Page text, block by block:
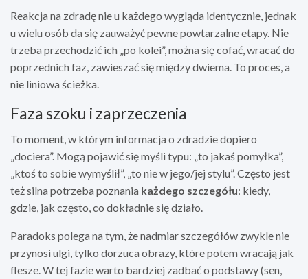
Reakcja na zdradę nie u każdego wygląda identycznie, jednak
u wielu osób da się zauważyć pewne powtarzalne etapy. Nie
trzeba przechodzić ich „po kolei”, można się cofać, wracać do
poprzednich faz, zawieszać się między dwiema. To proces, a
nie liniowa ścieżka.
Faza szoku i zaprzeczenia
To moment, w którym informacja o zdradzie dopiero
„dociera”. Mogą pojawić się myśli typu: „to jakaś pomyłka”,
„ktoś to sobie wymyślił”, „to nie w jego/jej stylu”. Często jest
też silna potrzeba poznania każdego szczegółu: kiedy,
gdzie, jak często, co dokładnie się działo.
Paradoks polega na tym, że nadmiar szczegółów zwykle nie
przynosi ulgi, tylko dorzuca obrazy, które potem wracają jak
flesze. W tej fazie warto bardziej zadbać o podstawy (sen,